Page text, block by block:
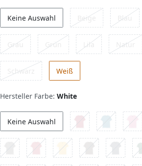
Keine Auswahl Beige Blau
Grau Grün Lila Natur
Schwarz Weiß
Hersteller Farbe: White
Keine Auswahl